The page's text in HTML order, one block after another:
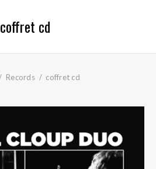
coffret cd
Records coffret cd